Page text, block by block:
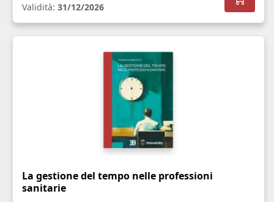
Validità: 31/12/2026
La gestione del tempo nelle professioni
sanitarie